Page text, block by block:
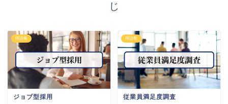
じ
用語集
ジョブ型採用
用語集
従業員満足度調査